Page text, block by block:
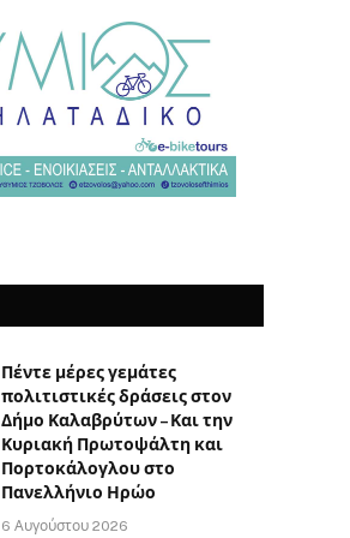
Πέντε μέρες γεμάτες
πολιτιστικές δράσεις στον
Δήμο Καλαβρύτων – Και την
Κυριακή Πρωτοψάλτη και
Πορτοκάλογλου στο
Πανελλήνιο Ηρώο
6 Αυγούστου 2026